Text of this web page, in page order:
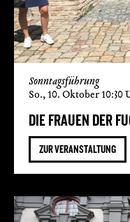
Sonntagsführung
DIE FRAUEN DER
So., 10. Oktober 10:30
ZUR VERANSTALTUNG